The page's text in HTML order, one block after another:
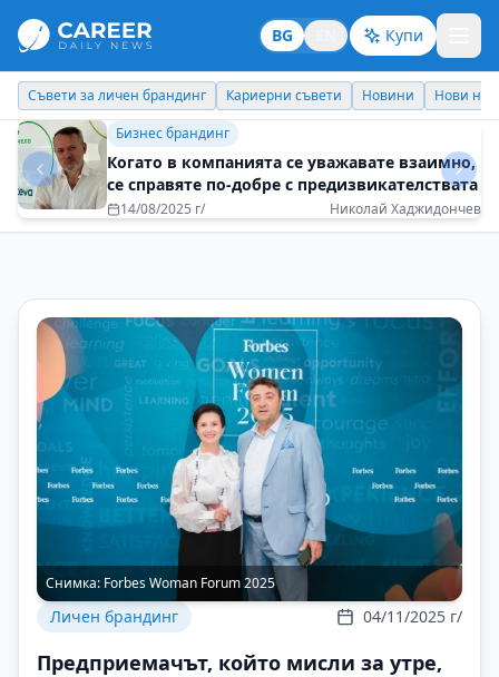
BG Купи
Кариерни съвети Новини Нови назначения Днес празнува
Бизнес брандинг
Не спирайте да работите с желание
08/05/2025 г/ Ива Димова - IPSOS Bulgaria
Снимка: Forbes Woman Forum 2025
Личен брандинг 04/11/2025 г/
Предприемачът, който мисли за утре,